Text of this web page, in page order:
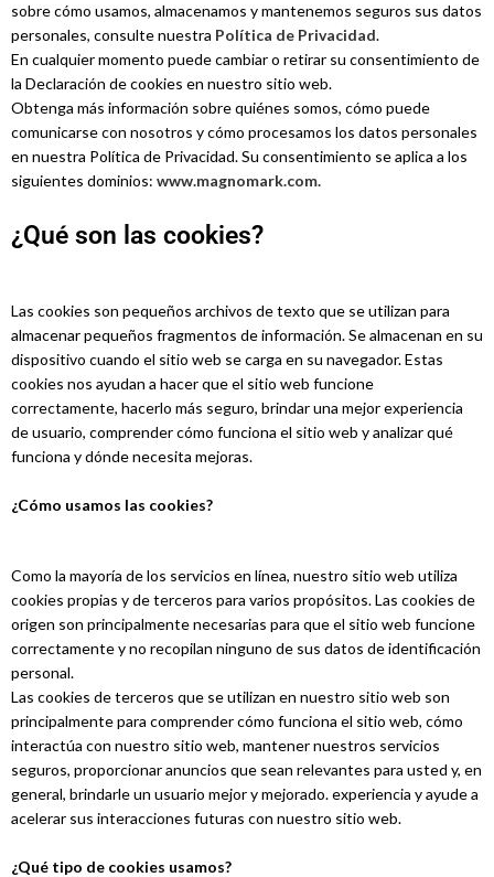
sobre cómo usamos, almacenamos y mantenemos seguros sus datos
personales, consulte nuestra Política de Privacidad.
En cualquier momento puede cambiar o retirar su consentimiento de
la Declaración de cookies en nuestro sitio web.
Obtenga más información sobre quiénes somos, cómo puede
comunicarse con nosotros y cómo procesamos los datos personales
en nuestra Política de Privacidad. Su consentimiento se aplica a los
siguientes dominios: www.magnomark.com.
¿Qué son las cookies?
Las cookies son pequeños archivos de texto que se utilizan para
almacenar pequeños fragmentos de información. Se almacenan en su
dispositivo cuando el sitio web se carga en su navegador. Estas
cookies nos ayudan a hacer que el sitio web funcione
correctamente, hacerlo más seguro, brindar una mejor experiencia
de usuario, comprender cómo funciona el sitio web y analizar qué
funciona y dónde necesita mejoras.
¿Cómo usamos las cookies?
Como la mayoría de los servicios en línea, nuestro sitio web utiliza
cookies propias y de terceros para varios propósitos. Las cookies de
origen son principalmente necesarias para que el sitio web funcione
correctamente y no recopilan ninguno de sus datos de identificación
personal.
Las cookies de terceros que se utilizan en nuestro sitio web son
principalmente para comprender cómo funciona el sitio web, cómo
interactúa con nuestro sitio web, mantener nuestros servicios
seguros, proporcionar anuncios que sean relevantes para usted y, en
general, brindarle un usuario mejor y mejorado. experiencia y ayude a
acelerar sus interacciones futuras con nuestro sitio web.
¿Qué tipo de cookies usamos?